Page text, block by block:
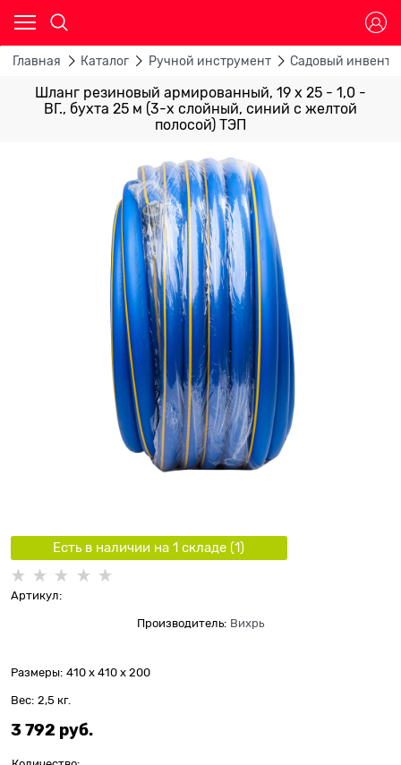
Главная Каталог Ручной инструмент Садовый
Шланг резиновый армированный, 19 х 25 - 1,0 -
ВГ., бухта 25 м (3-х слойный, синий с желтой
полосой) ТЭП
Есть в наличии на 1 складe (1)
Артикул:
Производитель: Вихрь
Размеры: 410 x 410 x 200
Вес: 2,5 кг.
3 792 руб.